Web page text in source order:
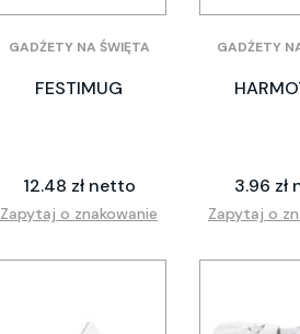
GADŻETY NA ŚWIĘTA
FESTIMUG
12.48 zł netto
Zapytaj o znakowanie
GADŻETY
3.96 zł
Zapytaj o